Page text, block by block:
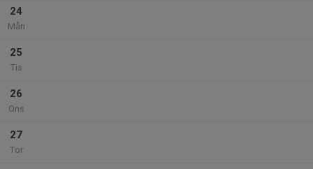
24
Mån
25
Tis
26
Ons
27
Tor